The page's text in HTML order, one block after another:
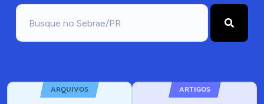
ARQUIVOS ARTIGOS